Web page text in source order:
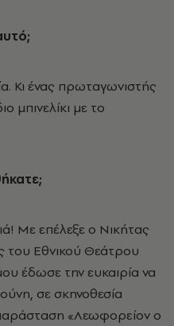
Κι ένας πρωταγωνιστής
µπινελίκι µε το
Με επέλεξε ο Νικήτας
του Εθνικού Θεάτρου
έδωσε την ευκαιρία να
σε σκηνοθεσία
«Λεωφορείον ο